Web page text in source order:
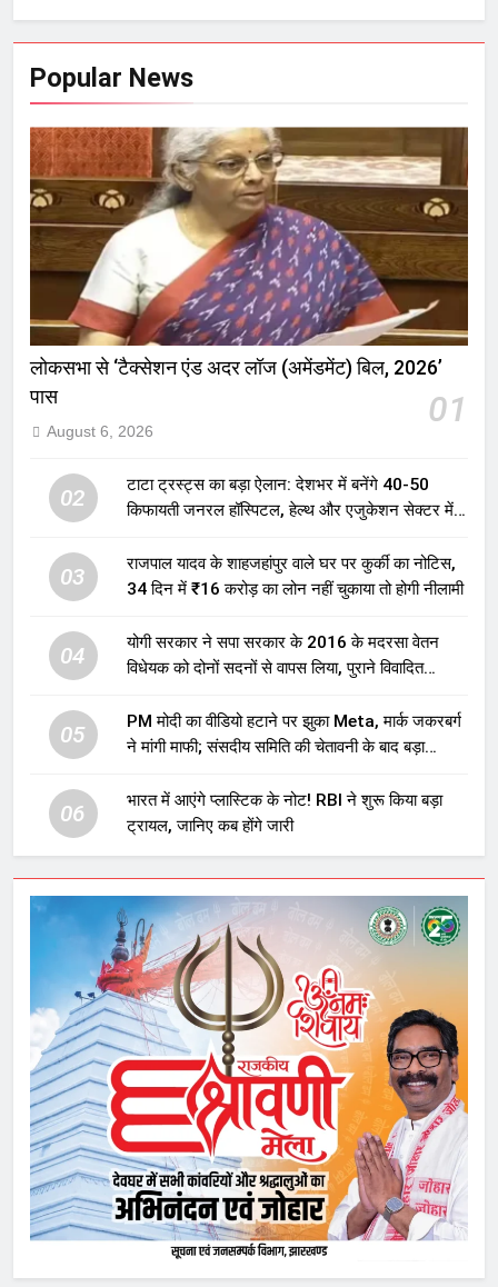
Popular News
लोकसभा से ‘टैक्सेशन एंड अदर लॉज (अमेंडमेंट) बिल, 2026’
पास
01
August 6, 2026
02
टाटा ट्रस्ट्स का बड़ा ऐलान: देशभर में बनेंगे 40-50
किफायती जनरल हॉस्पिटल, हेल्थ और एजुकेशन सेक्टर में
03
राजपाल यादव के शाहजहांपुर वाले घर पर कुर्की का नोटिस,
34 दिन में ₹16 करोड़ का लोन नहीं चुकाया तो होगी नीलामी
04
योगी सरकार ने सपा सरकार के 2016 के मदरसा वेतन
विधेयक को दोनों सदनों से वापस लिया, पुराने विवादित
05
PM मोदी का वीडियो हटाने पर झुका Meta, मार्क जकरबर्ग
ने मांगी माफी; संसदीय समिति की चेतावनी के बाद बड़ा
06
भारत में आएंगे प्लास्टिक के नोट! RBI ने शुरू किया बड़ा
ट्रायल, जानिए कब होंगे जारी